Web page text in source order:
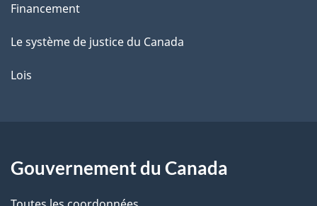
Financement
Le système de justice du Canada
Lois
Gouvernement du Canada